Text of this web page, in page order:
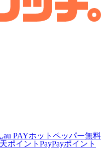
au PAYホットペッパー無料
ポイント PayPayポイント